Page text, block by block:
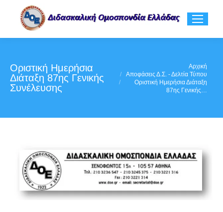
Οριστική Ημερήσια
Διάταξη 87ης Γενικής
Συνέλευσης
Αρχική
Αποφάσεις Δ.Σ. - Δελτία Τύπου
Οριστική Ημερήσια Διάταξη
87ης Γενικής…